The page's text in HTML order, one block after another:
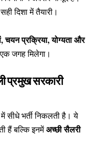
दिशा में तैयारी।
चयन प्रक्रिया, योग्यता और
जगह मिलेगा।
प्रमुख सरकारी
सीधे भर्ती निकलती है। ये
हैं बल्कि इनमेंअच्छी सैलरी